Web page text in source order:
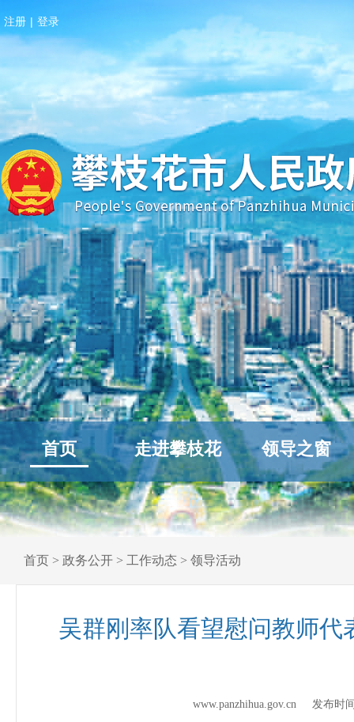
注册 | 登录
首页 走进攀枝花 领导之窗
首页 > 政务公开 > 工作动态 > 领导活动
吴群刚率队看望慰问教师
www.panzhihua.gov.cn 发布时